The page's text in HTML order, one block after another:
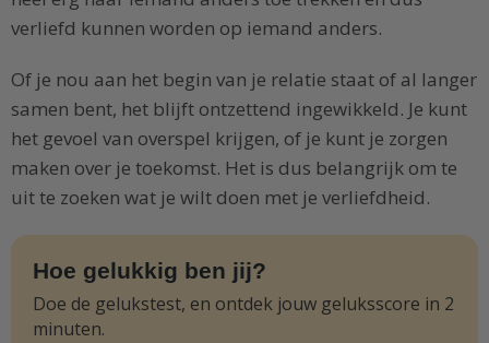
verliefd kunnen worden op iemand anders.
Of je nou aan het begin van je relatie staat of al langer
samen bent, het blijft ontzettend ingewikkeld. Je kunt
het gevoel van overspel krijgen, of je kunt je zorgen
maken over je toekomst. Het is dus belangrijk om te
uit te zoeken wat je wilt doen met je verliefdheid.
Hoe gelukkig ben jij?
Doe de gelukstest, en ontdek jouw geluksscore in 2
minuten.